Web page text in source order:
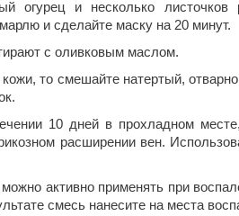
огурец и несколько листочков
и сделайте маску на 20 минут.
с оливковым маслом.
то смешайте натертый,
10 дней в прохладном
расширении вен.
активно применять при
смесь нанесите на места